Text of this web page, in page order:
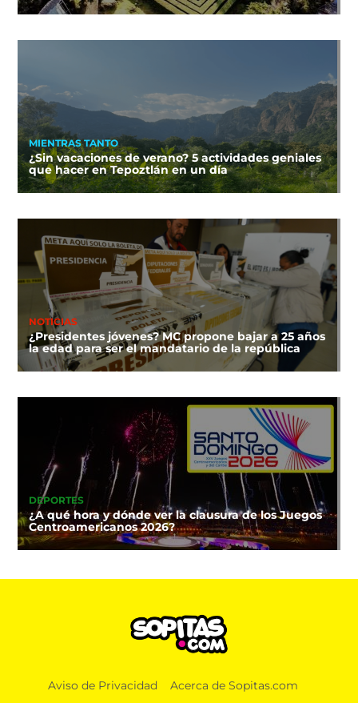
MIENTRAS TANTO
¿Sin vacaciones de verano? 5 actividades geniales
que hacer en Tepoztlán en un día
NOTICIAS
¿Presidentes jóvenes? MC propone bajar a 25 años
la edad para ser el mandatario de la república
DEPORTES
¿A qué hora y dónde ver la clausura de los Juegos
Centroamericanos 2026?
Aviso de Privacidad Acerca de Sopitas.com